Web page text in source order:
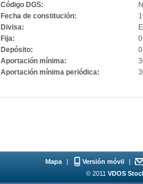
Código DGS:
Fecha de constitución:
Divisa:
Fija:
Depósito:
Aportación mínima:
Aportación mínima periódica:
Mapa | Versión móvil
|
© 2011 VDOS